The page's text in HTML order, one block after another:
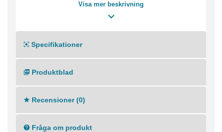
Visa mer beskrivning
Specifikationer
Produktblad
Recensioner (0)
Fråga om produkt